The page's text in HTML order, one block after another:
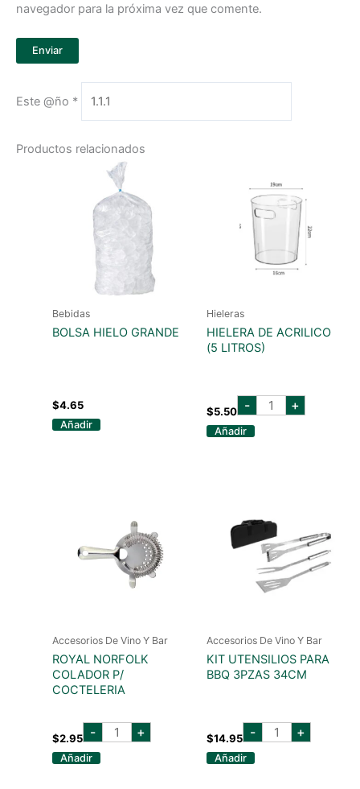
navegador para la próxima vez que comente.
Este @ño *
Productos relacionados
Bebidas
BOLSA HIELO GRANDE
$4.65
Añadir
Hieleras
HIELERA DE ACRILICO
(5 LITROS)
$5.50 - HIELERA
DE +
Añadir
Accesorios De Vino Y Bar
ROYAL NORFOLK
COLADOR P/
COCTELERIA
$2.95 - ROYAL
NORFOLK
+
Añadir
Accesorios De Vino Y Bar
KIT UTENSILIOS PARA
BBQ 3PZAS 34CM
$14.95 - KIT
UTENSILIOS
+
Añadir